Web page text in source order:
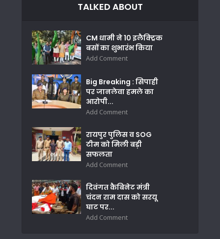
TALKED ABOUT
CM धामी ने 10 इलैक्ट्रिक
बसों का शुभारंभ किया
Add Comment
Big Breaking : सिपाही
पर जानलेवा हमले का
आरोपी...
Add Comment
रायपुर पुलिस व SOG
टीम को मिली बड़ी
सफलता
Add Comment
दिवंगत कैबिनेट मंत्री
चंदन राम दास को सरयू
घाट पर...
Add Comment